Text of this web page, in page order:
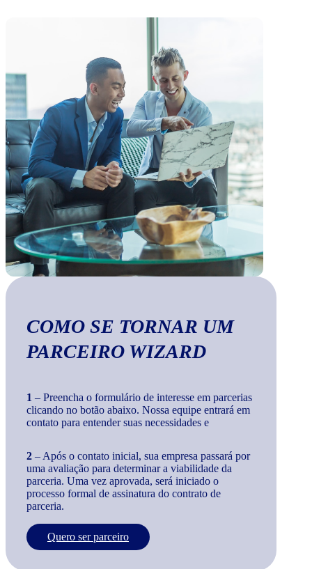
COMO SE TORNAR UM
PARCEIRO WIZARD
1 – Preencha o formulário de interesse em parcerias
clicando no botão abaixo. Nossa equipe entrará em
contato para entender suas necessidades e
2 – Após o contato inicial, sua empresa passará por
uma avaliação para determinar a viabilidade da
parceria. Uma vez aprovada, será iniciado o
processo formal de assinatura do contrato de
parceria.
Quero ser parceiro